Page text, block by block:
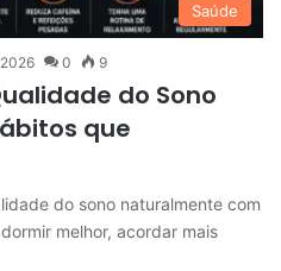
Saúde
0 9
do Sono
que
do sono naturalmente com
melhor, acordar mais